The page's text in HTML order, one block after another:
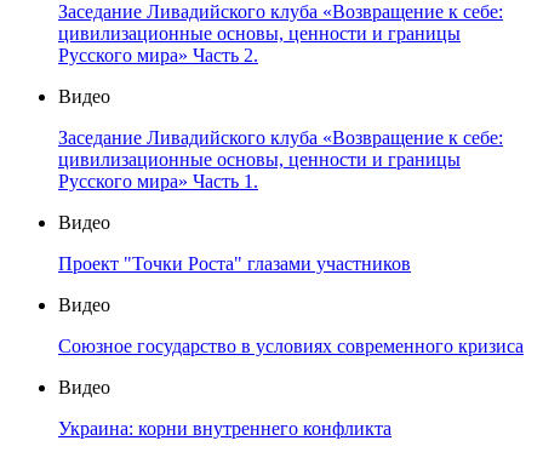
Заседание Ливадийского клуба «Возвращение к себе:
цивилизационные основы, ценности и границы
Русского мира» Часть 2.
Видео
Заседание Ливадийского клуба «Возвращение к себе:
цивилизационные основы, ценности и границы
Русского мира» Часть 1.
Видео
Проект "Точки Роста" глазами участников
Видео
Союзное государство в условиях современного кризиса
Видео
Украина: корни внутреннего конфликта